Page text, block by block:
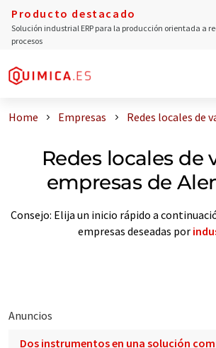
Producto destacado
Solución industrial ERP para la producción orientada a
procesos
Home Empresas Redes locales de
Redes locales de
empresas de
Consejo: Elija un inicio rápido a
empresas deseadas por
Anuncios
Dos instrumentos en una solución